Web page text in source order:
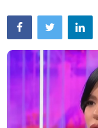
KOSOVA
LAJME NGA BOTA
SHOWBIZ
SHENDETI